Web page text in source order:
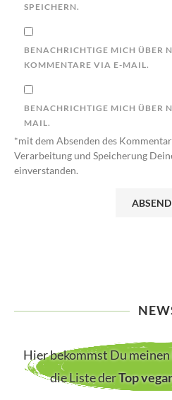
SPEICHERN.
BENACHRICHTIGE MICH ÜBER
KOMMENTARE VIA E-MAIL.
BENACHRICHTIGE MICH ÜBER
MAIL.
*mit dem Absenden des
Verarbeitung und Speicherung
einverstanden.
Hier bekommst Du meinen
die Liste derTop